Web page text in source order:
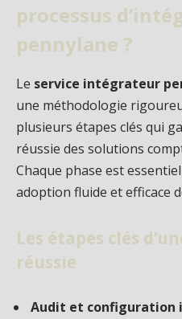
processus
pennylane ?
Le service intégrateur
une méthodologie
plusieurs étapes clés qui
réussie des solutions
Chaque phase est
adoption fluide et efficace
Les étapes clés
réussie
Audit et configuration